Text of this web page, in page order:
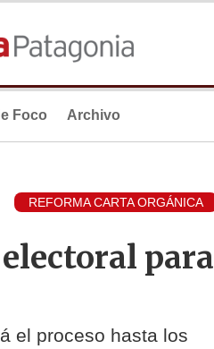
Foco Archivo
REFORMA CARTA ORGÁNICA
para
el proceso hasta los